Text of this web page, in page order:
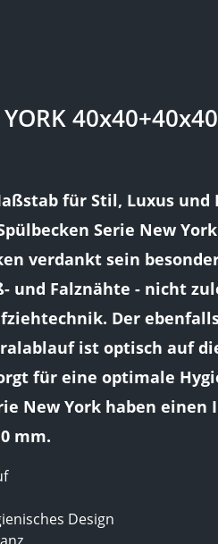
für Stil, Luxus und
Serie New
verdankt sein
und Falznähte - nicht
Der
ist optisch auf
für eine optimale
New York haben einen
mm.
Design